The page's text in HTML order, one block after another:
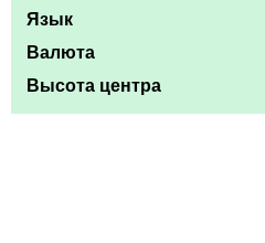
Язык
Валюта
Высота центра